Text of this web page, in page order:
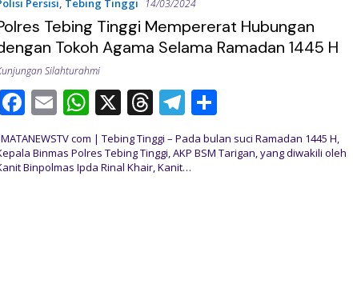
o
k
p
p
s m
Persisi, Tebing Tinggi 14/03/2024
Tebing Tinggi Mempererat Hubungan
Tokoh Agama Selama Ramadan 1445 H
Silahturahmi
F
ac
e
b
E
m
ai
l
W
h
at
s
X T
h
re
a
T
el
e
gr
S
h
ar
MATANEWSTV com | Tebing Tinggi – Pada bulan suci Ramadan 1445 H,
Binmas Polres Tebing Tinggi, AKP BSM Tarigan, yang diwakili oleh
Binpolmas Ipda Rinal Khair, Kanit…